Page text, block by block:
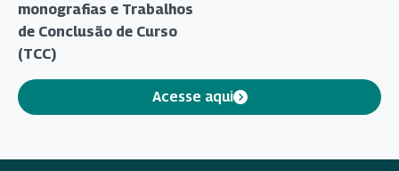
monografias e Trabalhos
de Conclusão de Curso
(TCC)
Acesse aqui